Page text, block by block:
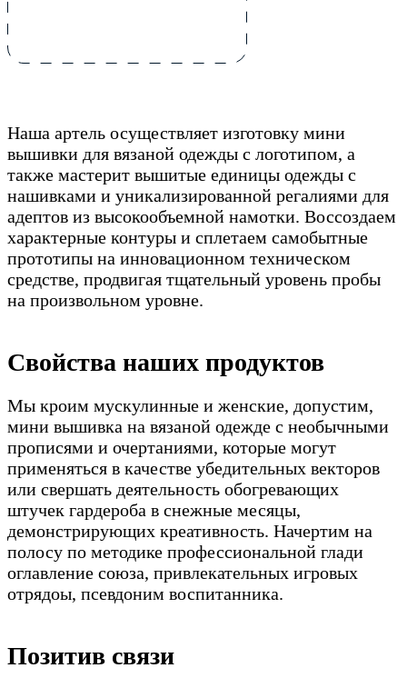
Наша артель осуществляет изготовку мини
вышивки для вязаной одежды с логотипом, а
также мастерит вышитые единицы одежды с
нашивками и уникализированной регалиями для
адептов из высокообъемной намотки. Воссоздаем
характерные контуры и сплетаем самобытные
прототипы на инновационном техническом
средстве, продвигая тщательный уровень пробы
на произвольном уровне.
Свойства наших продуктов
Мы кроим мускулинные и женские, допустим,
мини вышивка на вязаной одежде с необычными
прописями и очертаниями, которые могут
применяться в качестве убедительных векторов
или свершать деятельность обогревающих
штучек гардероба в снежные месяцы,
демонстрирующих креативность. Начертим на
полосу по методике профессиональной глади
оглавление союза, привлекательных игровых
отрядоы, псевдоним воспитанника.
Позитив связи